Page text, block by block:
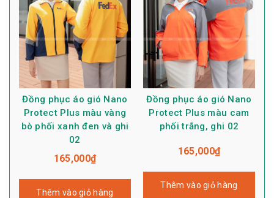
Đồng phục áo gió Nano
Protect Plus màu vàng
bò phối xanh đen và ghi
02
165,000₫
Thêm vào giỏ hàng
Đồng phục áo gió Nano
Protect Plus màu cam
phối trắng, ghi 02
165,000₫
Thêm vào giỏ hàng